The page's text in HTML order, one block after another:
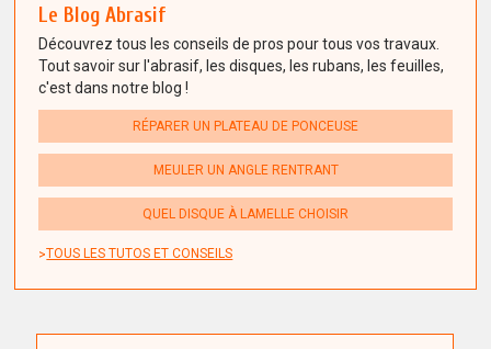
Le Blog Abrasif
Découvrez tous les conseils de pros pour tous vos travaux.
Tout savoir sur l'abrasif, les disques, les rubans, les feuilles,
c'est dans notre blog !
RÉPARER UN PLATEAU DE PONCEUSE
MEULER UN ANGLE RENTRANT
QUEL DISQUE À LAMELLE CHOISIR
TOUS LES TUTOS ET CONSEILS